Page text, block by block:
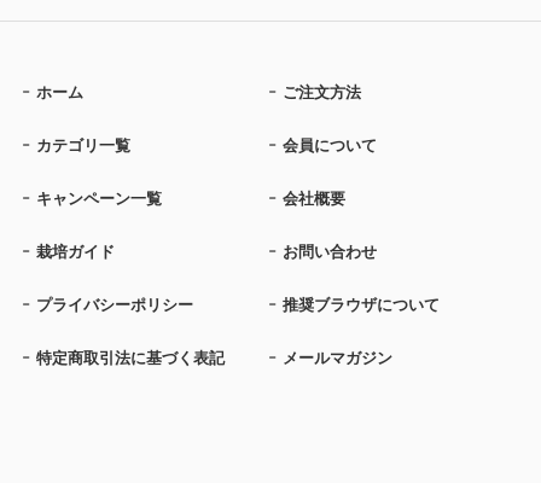
ホーム ご注文方法
カテゴリ一覧 会員について
キャンペーン一覧 会社概要
栽培ガイド お問い合わせ
プライバシーポリシー 推奨ブラウザについて
特定商取引法に基づく表記 メールマガジン